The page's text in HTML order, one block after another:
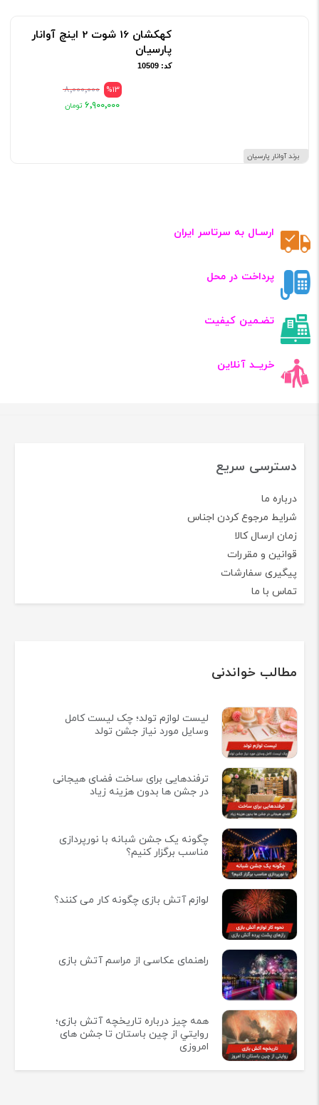
برند آوانار پارسیان
کهکشان 16 شوت 2 اینچ آوانار
پارسیان
کد: 10509
%13 ۸٬۰۰۰٬۰۰۰
۶٬۹۰۰٬۰۰۰
ارسـال به سرتاسر ایران
پرداخت در محل
تضـمین کیفیت
خریــد آنلاین
دسترسی سریع
درباره ما
شرایط مرجوع کردن اجناس
زمان ارسال کالا
قوانین و مقررات
پیگیری سفارشات
تماس با ما
مطالب خواندنی
لیست لوازم تولد؛ چک لیست کامل
وسایل مورد نیاز جشن تولد
ترفندهایی برای ساخت فضای هیجانی
در جشن ها بدون هزینه زیاد
چگونه یک جشن شبانه با نورپردازی
مناسب برگزار کنیم؟
لوازم آتش بازی چگونه کار می کنند؟
راهنمای عکاسی از مراسم آتش بازی
همه چيز درباره تاريخچه آتش بازی؛
روايتي از چين باستان تا جشن های
امروزی